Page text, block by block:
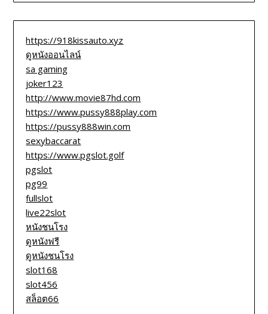
https://918kissauto.xyz
ดูหนังออนไลน์
sa gaming
joker123
http://www.movie87hd.com
https://www.pussy888play.com
https://pussy888win.com
sexybaccarat
https://www.pgslot.golf
pgslot
pg99
fullslot
live22slot
หนังชนโรง
ดูหนังฟรี
ดูหนังชนโรง
slot168
slot456
สล็อต66